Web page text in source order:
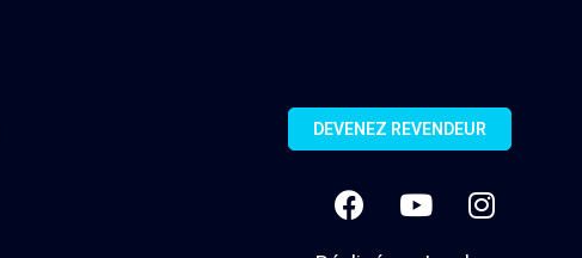
DEVENEZ REVENDEUR